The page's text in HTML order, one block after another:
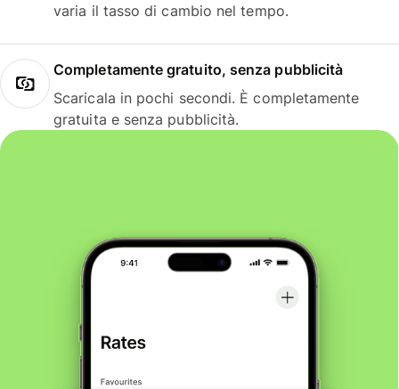
varia il tasso di cambio nel tempo.
Completamente gratuito, senza pubblicità
Scaricala in pochi secondi. È completamente
gratuita e senza pubblicità.